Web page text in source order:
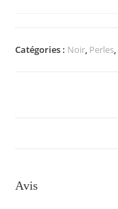
Catégories : Noir, Perles,
Avis